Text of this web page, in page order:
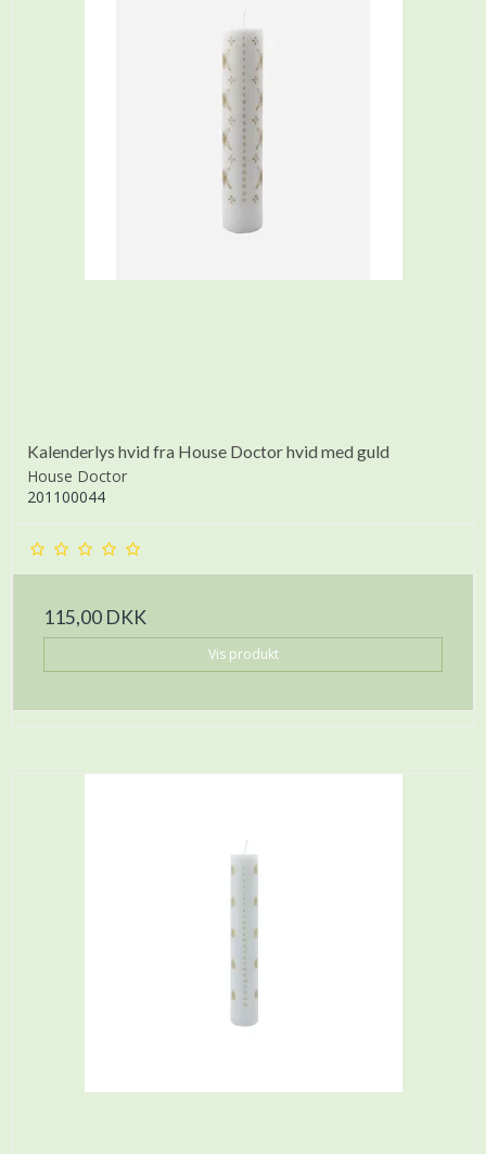
Kalenderlys hvid fra House Doctor hvid med guld
House Doctor
201100044
115,00 DKK
Vis produkt